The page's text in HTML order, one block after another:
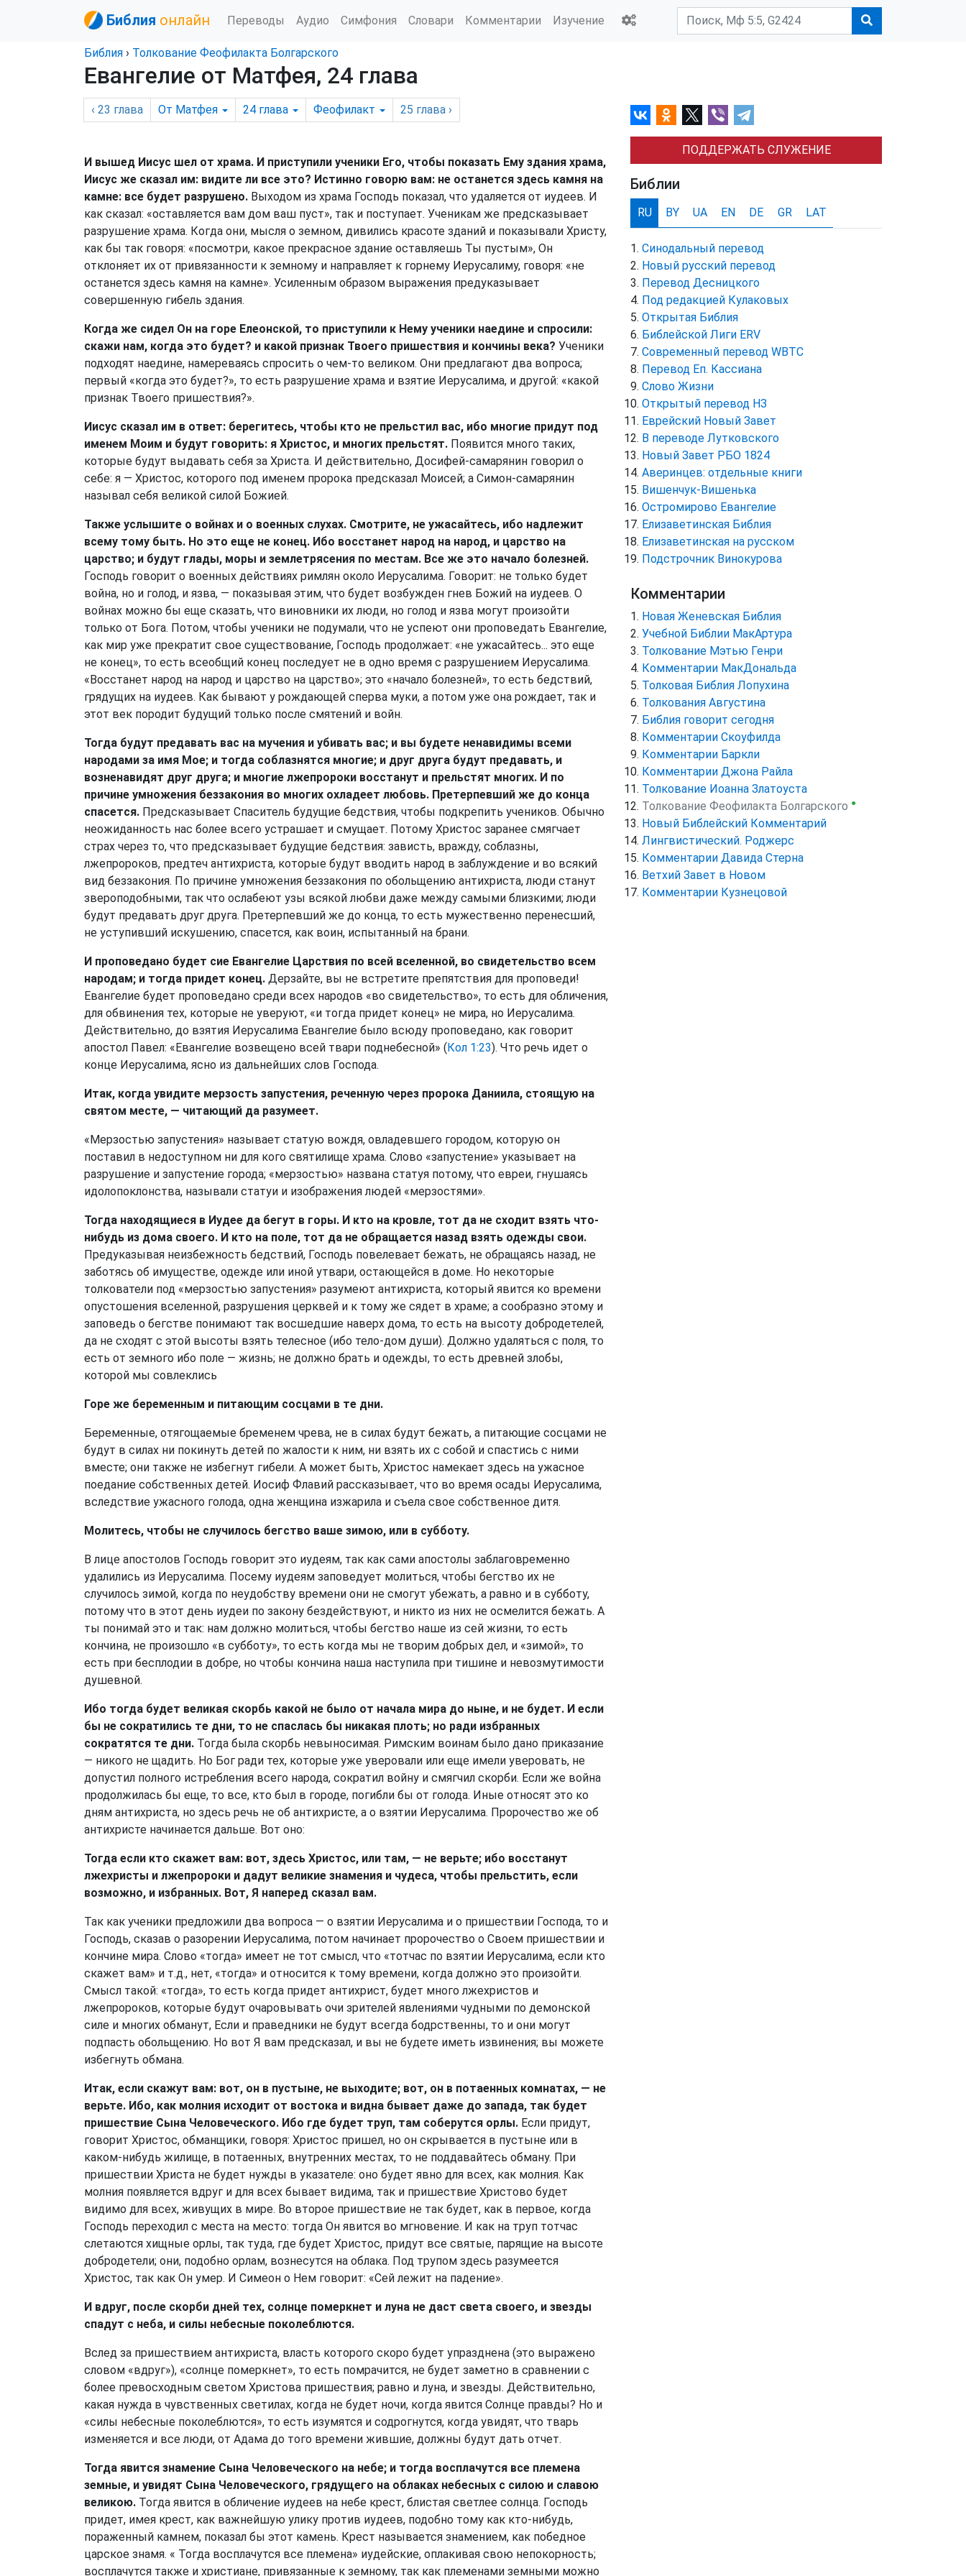
Библия онлайн Переводы Аудио Симфония Словари Комментарии Изучение
Библия › Толкование Феофилакта Болгарского
Евангелие от Матфея, 24 глава
‹ 23 глава От Матфея 24 глава Феофилакт 25 глава ›
И вышед Иисус шел от храма. И приступили ученики Его, чтобы показать Ему здания храма,
Иисус же сказал им: видите ли все это? Истинно говорю вам: не останется здесь камня на
камне: все будет разрушено. Выходом из храма Господь показал, что удаляется от иудеев. И
как сказал: «оставляется вам дом ваш пуст», так и поступает. Ученикам же предсказывает
разрушение храма. Когда они, мысля о земном, дивились красоте зданий и показывали Христу,
как бы так говоря: «посмотри, какое прекрасное здание оставляешь Ты пустым», Он
отклоняет их от привязанности к земному и направляет к горнему Иерусалиму, говоря: «не
останется здесь камня на камне». Усиленным образом выражения предуказывает
совершенную гибель здания.
Когда же сидел Он на горе Елеонской, то приступили к Нему ученики наедине и спросили:
скажи нам, когда это будет? и какой признак Твоего пришествия и кончины века? Ученики
подходят наедине, намереваясь спросить о чем-то великом. Они предлагают два вопроса;
первый «когда это будет?», то есть разрушение храма и взятие Иерусалима, и другой: «какой
признак Твоего пришествия?».
Иисус сказал им в ответ: берегитесь, чтобы кто не прельстил вас, ибо многие придут под
именем Моим и будут говорить: я Христос, и многих прельстят. Появится много таких,
которые будут выдавать себя за Христа. И действительно, Досифей-самарянин говорил о
себе: я — Христос, которого под именем пророка предсказал Моисей; а Симон-самарянин
называл себя великой силой Божией.
Также услышите о войнах и о военных слухах. Смотрите, не ужасайтесь, ибо надлежит
всему тому быть. Но это еще не конец. Ибо восстанет народ на народ, и царство на
царство; и будут глады, моры и землетрясения по местам. Все же это начало болезней.
Господь говорит о военных действиях римлян около Иерусалима. Говорит: не только будет
война, но и голод, и язва, — показывая этим, что будет возбужден гнев Божий на иудеев. О
войнах можно бы еще сказать, что виновники их люди, но голод и язва могут произойти
только от Бога. Потом, чтобы ученики не подумали, что не успеют они проповедать Евангелие,
как мир уже прекратит свое существование, Господь продолжает: «не ужасайтесь... это еще
не конец», то есть всеобщий конец последует не в одно время с разрушением Иерусалима.
«Восстанет народ на народ и царство на царство»; это «начало болезней», то есть бедствий,
грядущих на иудеев. Как бывают у рождающей сперва муки, а потом уже она рождает, так и
этот век породит будущий только после смятений и войн.
Тогда будут предавать вас на мучения и убивать вас; и вы будете ненавидимы всеми
народами за имя Мое; и тогда соблазнятся многие; и друг друга будут предавать, и
возненавидят друг друга; и многие лжепророки восстанут и прельстят многих. И по
причине умножения беззакония во многих охладеет любовь. Претерпевший же до конца
спасется. Предсказывает Спаситель будущие бедствия, чтобы подкрепить учеников. Обычно
неожиданность нас более всего устрашает и смущает. Потому Христос заранее смягчает
страх через то, что предсказывает будущие бедствия: зависть, вражду, соблазны,
лжепророков, предтеч антихриста, которые будут вводить народ в заблуждение и во всякий
вид беззакония. По причине умножения беззакония по обольщению антихриста, люди станут
звероподобными, так что ослабеют узы всякой любви даже между самыми близкими; люди
будут предавать друг друга. Претерпевший же до конца, то есть мужественно перенесший,
не уступивший искушению, спасется, как воин, испытанный на брани.
И проповедано будет сие Евангелие Царствия по всей вселенной, во свидетельство всем
народам; и тогда придет конец. Дерзайте, вы не встретите препятствия для проповеди!
Евангелие будет проповедано среди всех народов «во свидетельство», то есть для обличения,
для обвинения тех, которые не уверуют, «и тогда придет конец» не мира, но Иерусалима.
Действительно, до взятия Иерусалима Евангелие было всюду проповедано, как говорит
апостол Павел: «Евангелие возвещено всей твари поднебесной» (Кол 1:23). Что речь идет о
конце Иерусалима, ясно из дальнейших слов Господа.
Итак, когда увидите мерзость запустения, реченную через пророка Даниила, стоящую на
святом месте, — читающий да разумеет.
«Мерзостью запустения» называет статую вождя, овладевшего городом, которую он
поставил в недоступном ни для кого святилище храма. Слово «запустение» указывает на
разрушение и запустение города; «мерзостью» названа статуя потому, что евреи, гнушаясь
идолопоклонства, называли статуи и изображения людей «мерзостями».
Тогда находящиеся в Иудее да бегут в горы. И кто на кровле, тот да не сходит взять что-
нибудь из дома своего. И кто на поле, тот да не обращается назад взять одежды свои.
Предуказывая неизбежность бедствий, Господь повелевает бежать, не обращаясь назад, не
заботясь об имуществе, одежде или иной утвари, остающейся в доме. Но некоторые
толкователи под «мерзостью запустения» разумеют антихриста, который явится ко времени
опустошения вселенной, разрушения церквей и к тому же сядет в храме; а сообразно этому и
заповедь о бегстве понимают так восшедшие наверх дома, то есть на высоту добродетелей,
да не сходят с этой высоты взять телесное (ибо тело-дом души). Должно удаляться с поля, то
есть от земного ибо поле — жизнь; не должно брать и одежды, то есть древней злобы,
которой мы совлеклись
Горе же беременным и питающим сосцами в те дни.
Беременные, отягощаемые бременем чрева, не в силах будут бежать, а питающие сосцами не
будут в силах ни покинуть детей по жалости к ним, ни взять их с собой и спастись с ними
вместе; они также не избегнут гибели. А может быть, Христос намекает здесь на ужасное
поедание собственных детей. Иосиф Флавий рассказывает, что во время осады Иерусалима,
вследствие ужасного голода, одна женщина изжарила и съела свое собственное дитя.
Молитесь, чтобы не случилось бегство ваше зимою, или в субботу.
В лице апостолов Господь говорит это иудеям, так как сами апостолы заблаговременно
удалились из Иерусалима. Посему иудеям заповедует молиться, чтобы бегство их не
случилось зимой, когда по неудобству времени они не смогут убежать, а равно и в субботу,
потому что в этот день иудеи по закону бездействуют, и никто из них не осмелится бежать. А
ты понимай это и так: нам должно молиться, чтобы бегство наше из сей жизни, то есть
кончина, не произошло «в субботу», то есть когда мы не творим добрых дел, и «зимой», то
есть при бесплодии в добре, но чтобы кончина наша наступила при тишине и невозмутимости
душевной.
Ибо тогда будет великая скорбь какой не было от начала мира до ныне, и не будет. И если
бы не сократились те дни, то не спаслась бы никакая плоть; но ради избранных
сократятся те дни. Тогда была скорбь невыносимая. Римским воинам было дано приказание
— никого не щадить. Но Бог ради тех, которые уже уверовали или еще имели уверовать, не
допустил полного истребления всего народа, сократил войну и смягчил скорби. Если же война
продолжилась бы еще, то все, кто был в городе, погибли бы от голода. Иные относят это ко
дням антихриста, но здесь речь не об антихристе, а о взятии Иерусалима. Пророчество же об
антихристе начинается дальше. Вот оно:
Тогда если кто скажет вам: вот, здесь Христос, или там, — не верьте; ибо восстанут
лжехристы и лжепророки и дадут великие знамения и чудеса, чтобы прельстить, если
возможно, и избранных. Вот, Я наперед сказал вам.
Так как ученики предложили два вопроса — о взятии Иерусалима и о пришествии Господа, то и
Господь, сказав о разорении Иерусалима, потом начинает пророчество о Своем пришествии и
кончине мира. Слово «тогда» имеет не тот смысл, что «тотчас по взятии Иерусалима, если кто
скажет вам» и т.д., нет, «тогда» и относится к тому времени, когда должно это произойти.
Смысл такой: «тогда», то есть когда придет антихрист, будет много лжехристов и
лжепророков, которые будут очаровывать очи зрителей явлениями чудными по демонской
силе и многих обманут, Если и праведники не будут всегда бодрственны, то и они могут
подпасть обольщению. Но вот Я вам предсказал, и вы не будете иметь извинения; вы можете
избегнуть обмана.
Итак, если скажут вам: вот, он в пустыне, не выходите; вот, он в потаенных комнатах, — не
верьте. Ибо, как молния исходит от востока и видна бывает даже до запада, так будет
пришествие Сына Человеческого. Ибо где будет труп, там соберутся орлы. Если придут,
говорит Христос, обманщики, говоря: Христос пришел, но он скрывается в пустыне или в
каком-нибудь жилище, в потаенных, внутренних местах, то не поддавайтесь обману. При
пришествии Христа не будет нужды в указателе: оно будет явно для всех, как молния. Как
молния появляется вдруг и для всех бывает видима, так и пришествие Христово будет
видимо для всех, живущих в мире. Во второе пришествие не так будет, как в первое, когда
Господь переходил с места на место: тогда Он явится во мгновение. И как на труп тотчас
слетаются хищные орлы, так туда, где будет Христос, придут все святые, парящие на высоте
добродетели; они, подобно орлам, вознесутся на облака. Под трупом здесь разумеется
Христос, так как Он умер. И Симеон о Нем говорит: «Сей лежит на падение».
И вдруг, после скорби дней тех, солнце померкнет и луна не даст света своего, и звезды
спадут с неба, и силы небесные поколеблются.
Вслед за пришествием антихриста, власть которого скоро будет упразднена (это выражено
словом «вдруг»), «солнце померкнет», то есть помрачится, не будет заметно в сравнении с
более превосходным светом Христова пришествия; равно и луна, и звезды. Действительно,
какая нужда в чувственных светилах, когда не будет ночи, когда явится Солнце правды? Но и
«силы небесные поколеблются», то есть изумятся и содрогнутся, когда увидят, что тварь
изменяется и все люди, от Адама до того времени жившие, должны будут дать отчет.
Тогда явится знамение Сына Человеческого на небе; и тогда восплачутся все племена
земные, и увидят Сына Человеческого, грядущего на облаках небесных с силою и славою
великою. Тогда явится в обличение иудеев на небе крест, блистая светлее солнца. Господь
придет, имея крест, как важнейшую улику против иудеев, подобно тому как кто-нибудь,
пораженный камнем, показал бы этот камень. Крест называется знамением, как победное
царское знамя. « Тогда восплачутся все племена» иудейские, оплакивая свою непокорность;
восплачутся также и христиане, привязанные к земному, так как племенами земными можно
ПОДДЕРЖАТЬ СЛУЖЕНИЕ
Библии
RU BY UA EN DE GR LAT
Синодальный перевод
Новый русский перевод
Перевод Десницкого
Под редакцией Кулаковых
Открытая Библия
Библейской Лиги ERV
Cовременный перевод WBTC
Перевод Еп. Кассиана
Слово Жизни
Открытый перевод НЗ
Еврейский Новый Завет
В переводе Лутковского
Новый Завет РБО 1824
Аверинцев: отдельные книги
Вишенчук-Вишенька
Остромирово Евангелие
Елизаветинская Библия
Елизаветинская на русском
Подстрочник Винокурова
Комментарии
Новая Женевская Библия
Учебной Библии МакАртура
Толкование Мэтью Генри
Комментарии МакДональда
Толковая Библия Лопухина
Толкования Августина
Библия говорит сегодня
Комментарии Скоуфилда
Комментарии Баркли
Комментарии Джона Райла
Толкование Иоанна Златоуста
Толкование Феофилакта Болгарского ●
Новый Библейский Комментарий
Лингвистический. Роджерс
Комментарии Давида Стерна
Ветхий Завет в Новом
Комментарии Кузнецовой